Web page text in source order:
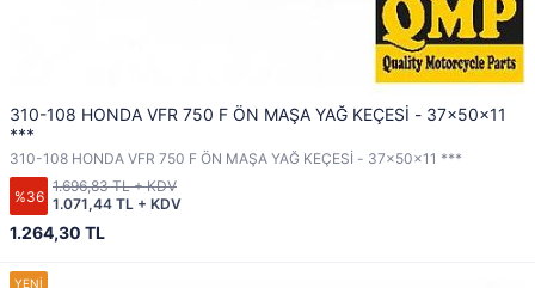
310-108 HONDA VFR 750 F ÖN MAŞA YAĞ KEÇESİ - 37x50x11
***
310-108 HONDA VFR 750 F ÖN MAŞA YAĞ KEÇESİ - 37x50x11 ***
%36
1.264,30 TL
1.071,44 TL + KDV
1.696,83 TL + KDV